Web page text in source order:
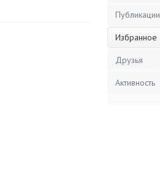
Публикации
Избранное
Друзья
Активность